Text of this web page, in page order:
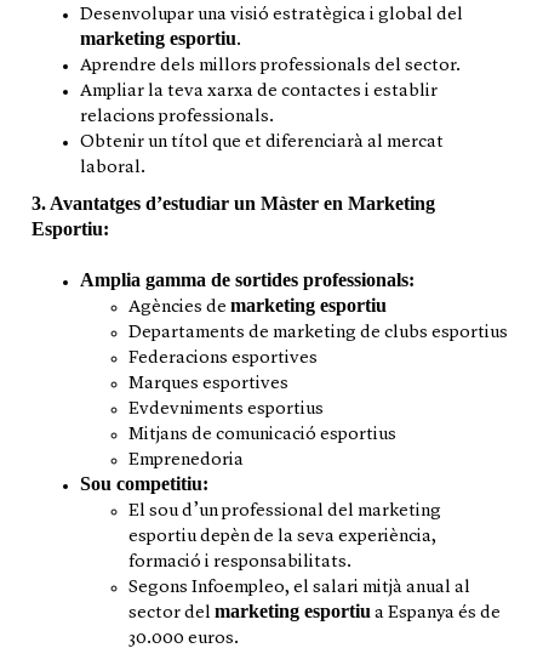
Desenvolupar una visió estratègica i global del
marketing esportiu.
Aprendre dels millors professionals del sector.
Ampliar la teva xarxa de contactes i establir
relacions professionals.
Obtenir un títol que et diferenciarà al mercat
laboral.
3. Avantatges d’estudiar un Màster en Marketing
Esportiu:
Amplia gamma de sortides professionals:
Agències de marketing esportiu
Departaments de marketing de clubs esportius
Federacions esportives
Marques esportives
Evdevniments esportius
Mitjans de comunicació esportius
Emprenedoria
Sou competitiu:
El sou d’un professional del marketing
esportiu depèn de la seva experiència,
formació i responsabilitats.
Segons Infoempleo, el salari mitjà anual al
sector del marketing esportiu a Espanya és de
30.000 euros.